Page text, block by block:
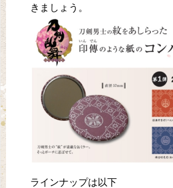
きましょう。
ラインナップは以下